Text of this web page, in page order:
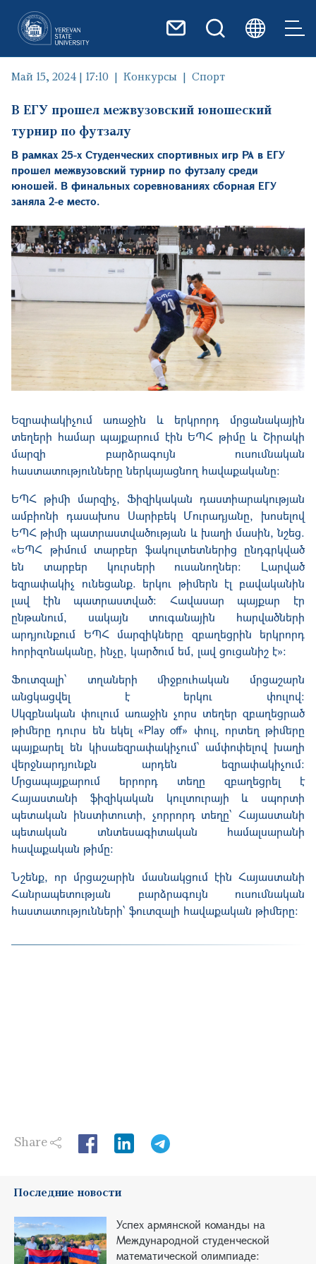
Май 15, 2024 | 17:10 Конкурсы Спорт
В ЕГУ прошел межвузовский юношеский
турнир по футзалу
В рамках 25-х Студенческих спортивных игр РА в ЕГУ
прошел межвузовский турнир по футзалу среди
юношей. В финальных соревнованиях сборная ЕГУ
заняла 2-е место.
Եզրափակիչում առաջին և երկրորդ մրցանակային
տեղերի համար պայքարում էին ԵՊՀ թիմը և Շիրակի
մարզի բարձրագույն ուսումնական
հաստատությունները ներկայացնող հավաքականը:
ԵՊՀ թիմի մարզիչ, Ֆիզիկական դաստիարակության
ամբիոնի դասախոս Սարիբեկ Մուրադյանը, խոսելով
ԵՊՀ թիմի պատրաստվածության և խաղի մասին, նշեց.
«ԵՊՀ թիմում տարբեր ֆակուլտետներից ընդգրկված
են տարբեր կուրսերի ուսանողներ: Լարված
եզրափակիչ ունեցանք. երկու թիմերն էլ բավականին
լավ էին պատրաստված: Հավասար պայքար էր
ընթանում, սակայն տուգանային հարվածների
արդյունքում ԵՊՀ մարզիկները զբաղեցրին երկրորդ
հորիզոնականը, ինչը, կարծում եմ, լավ ցուցանիշ է»:
Ֆուտզալի՝ տղաների միջբուհական մրցաշարն
անցկացվել է երկու փուլով:
Սկզբնական փուլում առաջին չորս տեղեր զբաղեցրած
թիմերը դուրս են եկել «Play off» փուլ, որտեղ թիմերը
պայքարել են կիսաեզրափակիչում՝ ամփոփելով խաղի
վերջնարդյունքն արդեն եզրափակիչում:
Մրցապայքարում երրորդ տեղը զբաղեցրել է
Հայաստանի ֆիզիկական կուլտուրայի և սպորտի
պետական ինստիտուտի, չորրորդ տեղը՝ Հայաստանի
պետական տնտեսագիտական համալսարանի
հավաքական թիմը:
Նշենք, որ մրցաշարին մասնակցում էին Հայաստանի
Հանրապետության բարձրագույն ուսումնական
հաստատությունների՝ ֆուտզալի հավաքական թիմերը:
Share LinkedIn
Последние новости
Успех армянской команды на
Международной студенческой
математической олимпиаде: